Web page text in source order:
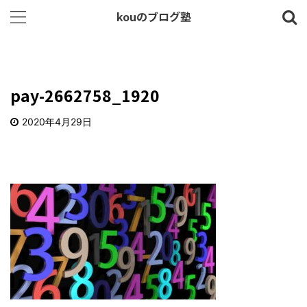
kouのブログ塾
pay-2662758_1920
2020年4月29日